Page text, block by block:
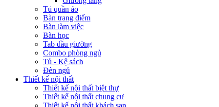
Tủ quần áo
Bàn trang điểm
Bàn làm việc
Bàn học
Tab đầu giường
Combo phòng ngủ
Tủ - Kệ sách
Đèn ngủ
Thiết kế nội thất
Thiết kế nội thất biệt thự
Thiết kế nội thất chung cư